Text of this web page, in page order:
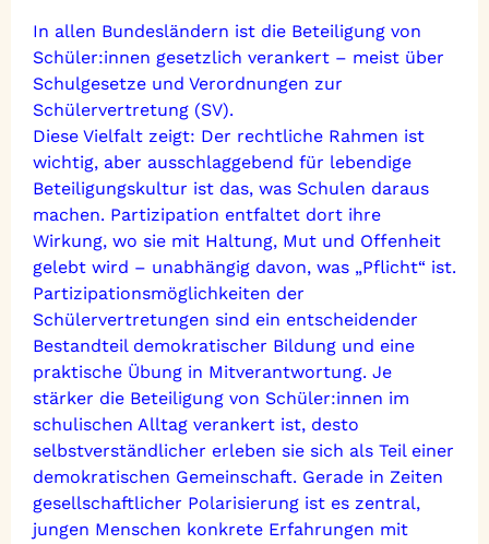
In allen Bundesländern ist die Beteiligung von
Schüler:innen gesetzlich verankert – meist über
Schulgesetze und Verordnungen zur
Schülervertretung (SV).
Diese Vielfalt zeigt: Der rechtliche Rahmen ist
wichtig, aber ausschlaggebend für lebendige
Beteiligungskultur ist das, was Schulen daraus
machen. Partizipation entfaltet dort ihre
Wirkung, wo sie mit Haltung, Mut und Offenheit
gelebt wird – unabhängig davon, was „Pflicht“ ist.
Partizipationsmöglichkeiten der
Schülervertretungen sind ein entscheidender
Bestandteil demokratischer Bildung und eine
praktische Übung in Mitverantwortung. Je
stärker die Beteiligung von Schüler:innen im
schulischen Alltag verankert ist, desto
selbstverständlicher erleben sie sich als Teil einer
demokratischen Gemeinschaft. Gerade in Zeiten
gesellschaftlicher Polarisierung ist es zentral,
jungen Menschen konkrete Erfahrungen mit